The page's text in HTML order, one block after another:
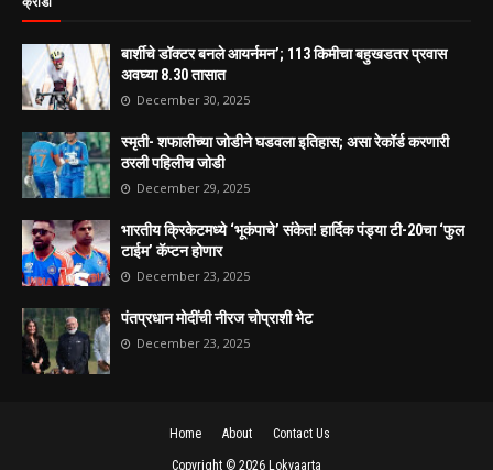
बार्शीचे डॉक्टर बनले आयर्नमन’; 113 किमीचा बहुखडतर प्रवास
अवघ्या 8.30 तासात
December 30, 2025
स्मृती- शफालीच्या जोडीने घडवला इतिहास; असा रेकॉर्ड करणारी
ठरली पहिलीच जोडी
December 29, 2025
भारतीय क्रिकेटमध्ये ‘भूकंपाचे’ संकेत! हार्दिक पंड्या टी-20चा ‘फुल
टाईम’ कॅप्टन होणार
December 23, 2025
पंतप्रधान मोदींची नीरज चोप्राशी भेट
December 23, 2025
Home About Contact Us
Copyright © 2026 Lokvaarta